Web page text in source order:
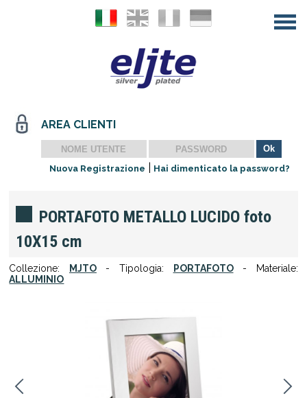
AREA CLIENTI
Nuova Registrazione Hai dimenticato la password?
PORTAFOTO METALLO LUCIDO foto
10X15 cm
Collezione: MJTO- Tipologia: PORTAFOTO- Materiale:
ALLUMINIO